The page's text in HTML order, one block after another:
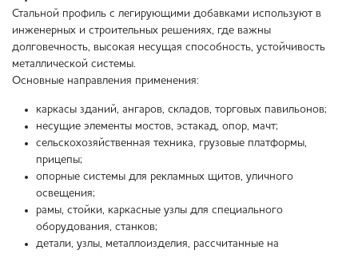
Стальной профиль с легирующими добавками используют в
инженерных и строительных решениях, где важны
долговечность, высокая несущая способность, устойчивость
металлической системы.
Основные направления применения:
каркасы зданий, ангаров, складов, торговых павильонов;
несущие элементы мостов, эстакад, опор, мачт;
сельскохозяйственная техника, грузовые платформы,
прицепы;
опорные системы для рекламных щитов, уличного
освещения;
рамы, стойки, каркасные узлы для специального
оборудования, станков;
детали, узлы, металлоизделия, рассчитанные на